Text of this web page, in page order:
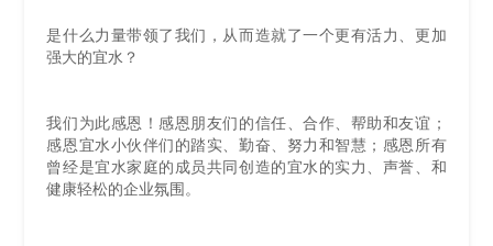
是什么力量带领了我们，从而造就了一个更有活力、更加
强大的宜水？
我们为此感恩！感恩朋友们的信任、合作、帮助和友谊；
感恩宜水小伙伴们的踏实、勤奋、努力和智慧；感恩所有
曾经是宜水家庭的成员共同创造的宜水的实力、声誉、和
健康轻松的企业氛围。